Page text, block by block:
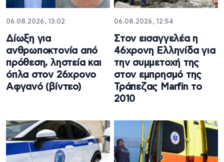
06.08.2026, 13:02
Δίωξη για
ανθρωποκτονία από
πρόθεση, ληστεία και
όπλα στον 26χρονο
Αφγανό (βίντεο)
06.08.2026, 12:54
Στον εισαγγελέα η
46χρονη Ελληνίδα για
την συμμετοχή της
στον εμπρησμό της
Τράπεζας Marfin το
2010